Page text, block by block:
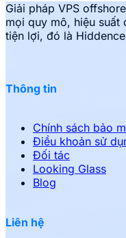
Giải pháp VPS
mọi quy mô, hiệu suất
tiện lợi, đó là
Thông tin
Chính sách bảo
Điều khoản sử
Đối tác
Looking Glass
Blog
Liên hệ